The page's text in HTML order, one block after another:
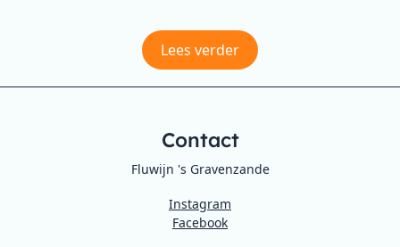
Lees verder
Contact
Fluwijn 's Gravenzande
Instagram
Facebook